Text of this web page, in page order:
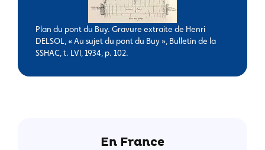
Plan du pont du Buy. Gravure extraite de Henri
DELSOL, « Au sujet du pont du Buy », Bulletin de la
SSHAC, t. LVI, 1934, p. 102.
En France